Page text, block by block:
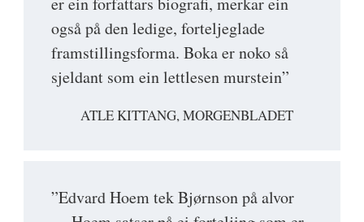
også på den ledige, forteljeglade
framstillingsforma. Boka er noko så
sjeldant som ein lettlesen murstein”
ATLE KITTANG, MORGENBLADET
”Edvard Hoem tek Bjørnson på alvor